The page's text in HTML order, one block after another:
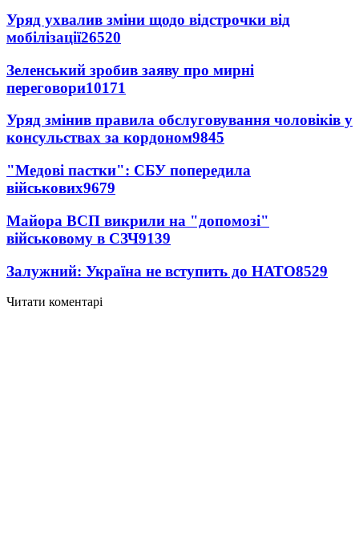
Уряд ухвалив зміни щодо відстрочки від
мобілізації26520
Зеленський зробив заяву про мирні
переговори10171
Уряд змінив правила обслуговування чоловіків у
консульствах за кордоном9845
"Медові пастки": СБУ попередила
військових9679
Майора ВСП викрили на "допомозі"
військовому в СЗЧ9139
Залужний: Україна не вступить до НАТО8529
Читати коментарі